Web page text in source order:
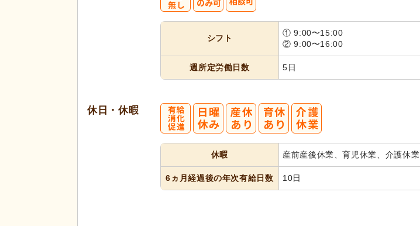
シフト
① 9:00〜15:00
② 9:00〜16:00
週所定労働日数 5日
休日・休暇
休暇 産前産後休業、育児休業、介護休業
6ヵ月経過後の年次有給日数 10日